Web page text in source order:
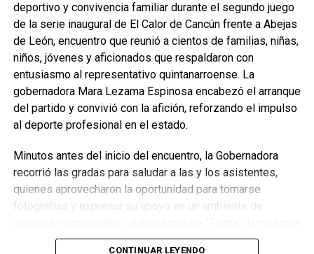
requieren para su operación.
Por su parte, Silvia Mendoza subrayó que este primer
recorrido marca el inicio de una ruta de colaboración que
permitirá enriquecer las actividades extracurriculares del
CECyTE, reiterando que el deporte es un pilar fundamental
para el desarrollo de cada estudiante.
deportivo y convivencia familiar durante el segundo juego
de la serie inaugural de El Calor de Cancún frente a Abejas
de León, encuentro que reunió a cientos de familias, niñas,
niños, jóvenes y aficionados que respaldaron con
entusiasmo al representativo quintanarroense. La
gobernadora Mara Lezama Espinosa encabezó el arranque
del partido y convivió con la afición, reforzando el impulso
al deporte profesional en el estado.
Minutos antes del inicio del encuentro, la Gobernadora
recorrió las gradas para saludar a las y los asistentes,
quienes aprovecharon la oportunidad para tomarse
fotografías y expresar su apoyo en un ambiente de
oficial de El Calor de Cancún, añadió dinamismo a la
CONTINUAR LEYENDO